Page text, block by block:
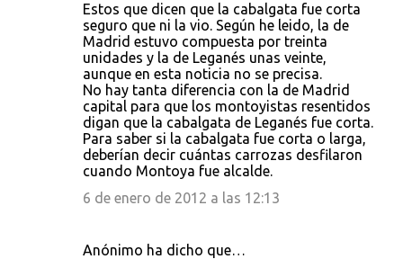
Estos que dicen que la cabalgata fue corta
seguro que ni la vio. Según he leido, la de
Madrid estuvo compuesta por treinta
unidades y la de Leganés unas veinte,
aunque en esta noticia no se precisa.
No hay tanta diferencia con la de Madrid
capital para que los montoyistas resentidos
digan que la cabalgata de Leganés fue corta.
Para saber si la cabalgata fue corta o larga,
deberían decir cuántas carrozas desfilaron
cuando Montoya fue alcalde.
6 de enero de 2012 a las 12:13
Anónimo ha dicho que…